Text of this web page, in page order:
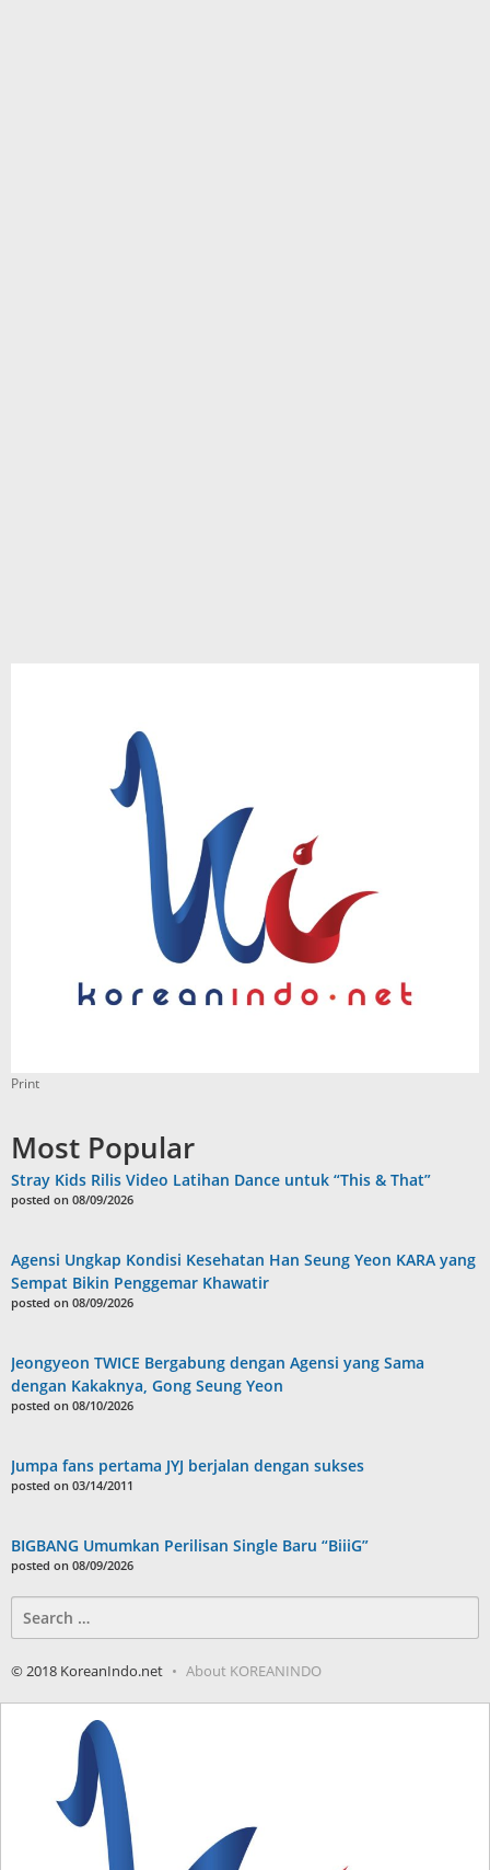
Print
Most Popular
Stray Kids Rilis Video Latihan Dance untuk “This & That”
posted on 08/09/2026
Agensi Ungkap Kondisi Kesehatan Han Seung Yeon KARA yang
Sempat Bikin Penggemar Khawatir
posted on 08/09/2026
Jeongyeon TWICE Bergabung dengan Agensi yang Sama
dengan Kakaknya, Gong Seung Yeon
posted on 08/10/2026
Jumpa fans pertama JYJ berjalan dengan sukses
posted on 03/14/2011
BIGBANG Umumkan Perilisan Single Baru “BiiiG”
posted on 08/09/2026
for:
© 2018 KoreanIndo.net About KOREANINDO